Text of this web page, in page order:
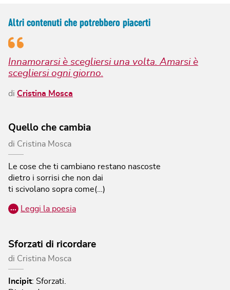
Altri contenuti che potrebbero piacerti
Innamorarsi è scegliersi una volta. Amarsi è
scegliersi ogni giorno.
di Cristina Mosca
Quello che cambia
di Cristina Mosca
Le cose che ti cambiano restano nascoste
dietro i sorrisi che non dai
ti scivolano sopra come(…)
… Leggi la poesia
Sforzati di ricordare
di Cristina Mosca
Incipit: Sforzati.